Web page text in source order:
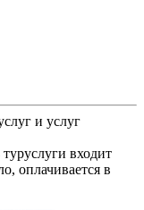
и услуг
входит
оплачивается в